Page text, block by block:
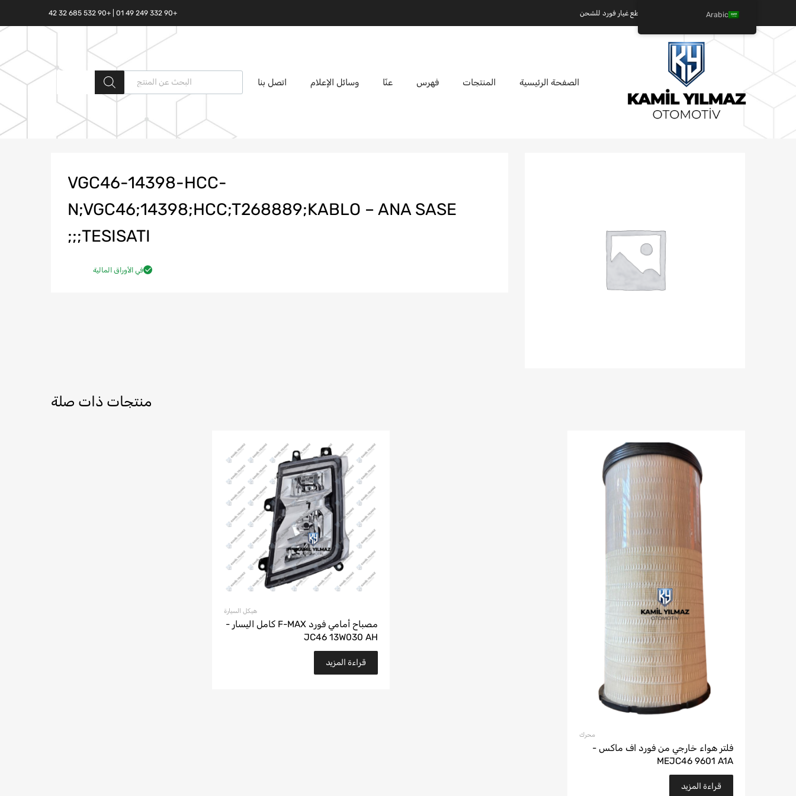
كميل يلماز للسيارات - عالم قطع غيار فورد للشحن +90 332 249 49 01 | +90 532 685 32 42
الصفحة الرئيسية المنتجات فهرس عنّا وسائل الإعلام اتصل بنا
البحث المنتجات
VGC46-14398-HCC-
N;VGC46;14398;HCC;T268889;KABLO – ANA SASE
TESISATI;;;
في الأوراق المالية
منتجات ذات صلة
محرك
فلتر هواء خارجي من فورد اف ماكس -
MEJC46 9601 A1A
قراءة المزيد
هيكل السيارة
مصباح أمامي فورد F-MAX كامل اليسار -
JC46 13W030 AH
قراءة المزيد
Arabic